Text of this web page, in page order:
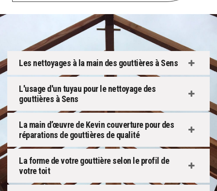
Les nettoyages à la main des gouttières à Sens
L'usage d'un tuyau pour le nettoyage des
gouttières à Sens
La main d’œuvre de Kevin couverture pour des
réparations de gouttières de qualité
La forme de votre gouttière selon le profil de
votre toit